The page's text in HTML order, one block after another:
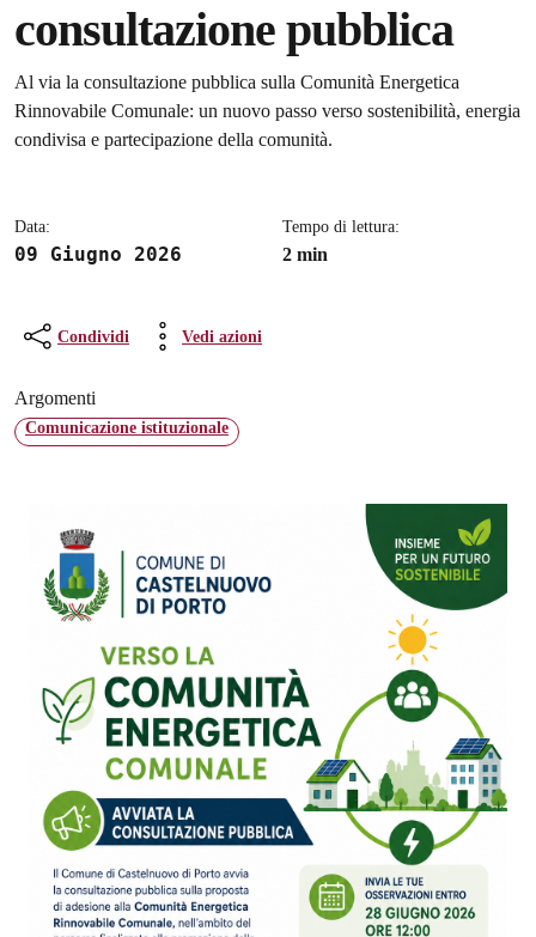
consultazione pubblica
Dettagli della notizia
Al via la consultazione pubblica sulla Comunità Energetica
Rinnovabile Comunale: un nuovo passo verso sostenibilità, energia
condivisa e partecipazione della comunità.
Data:
09 Giugno 2026
Tempo di lettura:
2 min
Condividi Vedi azioni
Argomenti
Comunicazione istituzionale